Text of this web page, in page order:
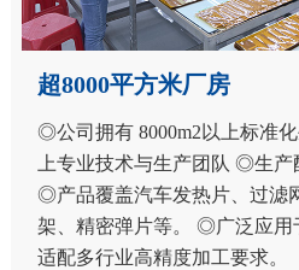
超8000平方米厂房
◎公司拥有 8000m2以上标准
上专业技术与生产团队 ◎生产
◎产品覆盖汽车发热片、过滤
架、精密弹片等。 ◎广泛应用
适配多行业高精度加工要求。